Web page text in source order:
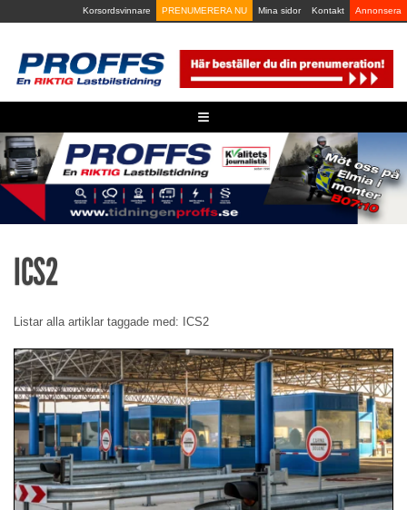
to
Korsordsvinnare PRENUMERERA NU Mina sidor Kontakt Annonsera
≡
ICS2
Listar alla artiklar taggade med: ICS2